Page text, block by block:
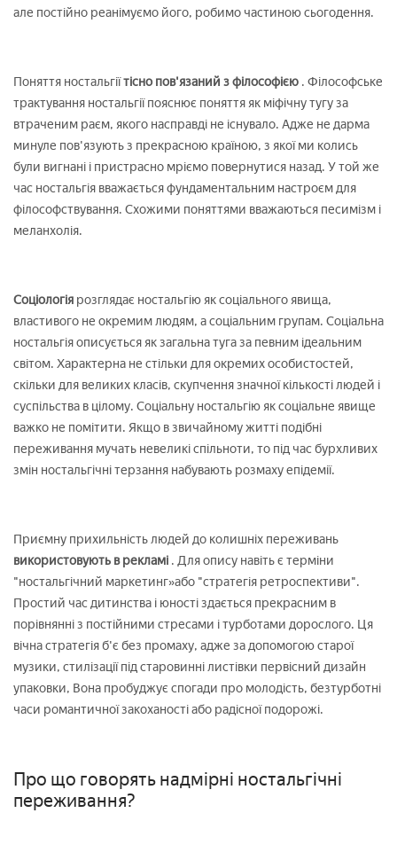
але постійно реанімуємо його, робимо частиною сьогодення.
Поняття ностальгіїтісно пов'язаний з філософією . Філософське
трактування ностальгії пояснює поняття як міфічну тугу за
втраченим раєм, якого насправді не існувало. Адже не дарма
минуле пов'язують з прекрасною країною, з якої ми колись
були вигнані і пристрасно мріємо повернутися назад. У той же
час ностальгія вважається фундаментальним настроєм для
філософствування. Схожими поняттями вважаються песимізм і
меланхолія.
Соціологія розглядає ностальгію як соціального явища,
властивого не окремим людям, а соціальним групам. Соціальна
ностальгія описується як загальна туга за певним ідеальним
світом. Характерна не стільки для окремих особистостей,
скільки для великих класів, скупчення значної кількості людей і
суспільства в цілому. Соціальну ностальгію як соціальне явище
важко не помітити. Якщо в звичайному житті подібні
переживання мучать невеликі спільноти, то під час бурхливих
змін ностальгічні терзання набувають розмаху епідемії.
Приємну прихильність людей до колишніх переживань
використовують в рекламі . Для опису навіть є терміни
"ностальгічний маркетинг»або "стратегія ретроспективи".
Простий час дитинства і юності здається прекрасним в
порівнянні з постійними стресами і турботами дорослого. Ця
вічна стратегія б'є без промаху, адже за допомогою старої
музики, стилізації під старовинні листівки первісний дизайн
упаковки, Вона пробуджує спогади про молодість, безтурботні
часи романтичної закоханості або радісної подорожі.
Про що говорять надмірні ностальгічні
переживання?